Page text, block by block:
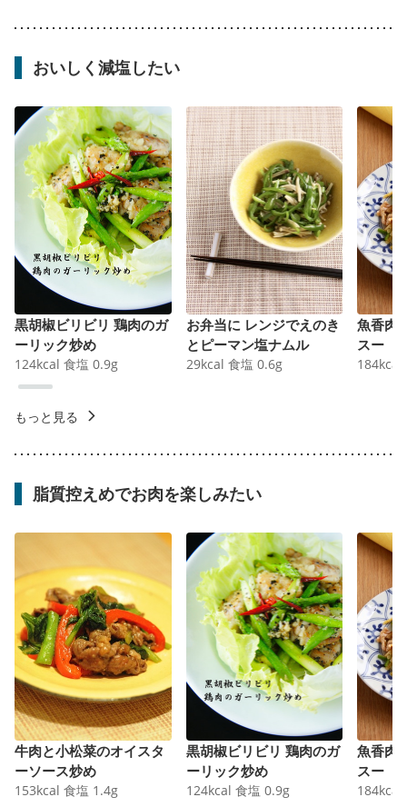
おいしく減塩したい
黒胡椒ビリビリ 鶏肉のガ
ーリック炒め
124kcal 食塩 0.9g
お弁当に レンジでえのき
とピーマン塩ナムル
29kcal 食塩 0.6g
魚香肉
スー
184kcal
もっと見る
脂質控えめでお肉を楽しみたい
牛肉と小松菜のオイスタ
ーソース炒め
153kcal 食塩 1.4g
黒胡椒ビリビリ 鶏肉のガ
ーリック炒め
124kcal 食塩 0.9g
魚香肉
スー
184kcal